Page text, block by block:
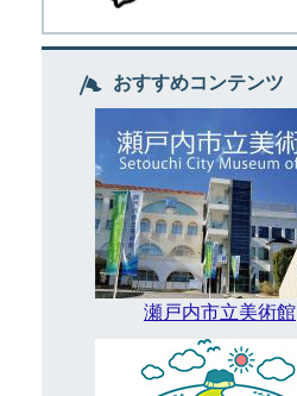
おすすめコンテンツ
瀬戸内市立美術館